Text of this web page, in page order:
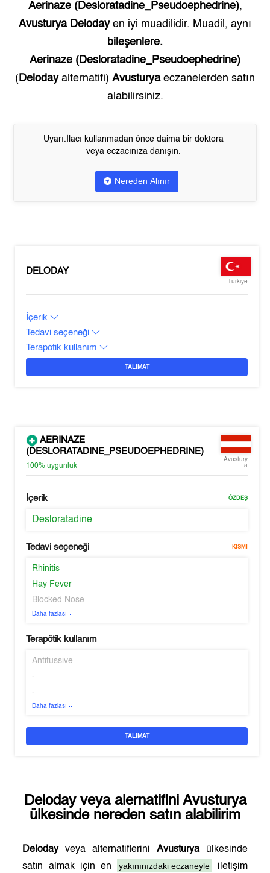
Aerinaze (Desloratadine_Pseudoephedrine),
Avusturya Delodayen iyi muadilidir. Muadil, aynı
bileşenlere.
Aerinaze (Desloratadine_Pseudoephedrine)
( Delodayalternatifi) Avusturyaeczanelerden satın
alabilirsiniz.
Uyarı.İlacı kullanmadan önce daima bir doktora
veya eczacınıza danışın.
Nereden Alınır
DELODAY
Türkiye
İçerik
Tedavi seçeneği
Terapötik kullanım
TALIMAT
AERINAZE
(DESLORATADINE_PSEUDOEPHEDRINE)
100%uygunluk
Avustury
a
İçerik ÖZDEŞ
Desloratadine
Tedavi seçeneği KISMI
Rhinitis
Hay Fever
Blocked Nose
Daha fazlası
Terapötik kullanım
Antitussive
-
-
Daha fazlası
TALIMAT
Delodayveya alernatifini Avusturya
ülkesinde nereden satın alabilirim
Delodayveya alternatiflerini Avusturyaülkesinde
satın almak için en
yakınınızdaki eczaneyle iletişim